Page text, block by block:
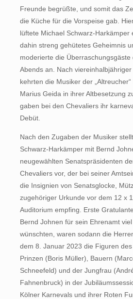
Freunde begrüßte, und somit das
die Küche für die Vorspeise gab.
lüftete Michael Schwarz-Harkämper
dahin streng gehütetes Geheimnis
moderierte die Überraschungsgäste
Abends an. Nach viereinhalbjähriger
kehrten die Musiker der
Marius Geida in ihrer Altbesetzung
gaben bei den Chevaliers ihr
Debüt.
Nach den Zugaben der Musiker
Schwarz-Harkämper mit Bernd
neugewählten Senatspräsidenten
Chevaliers vor, der bei seiner
die Insignien von Senatsglocke,
zugehöriger Urkunde vor dem 12 x
Auditorium empfing. Erste
Bernd Johnen für sein Ehrenamt
wünschten, waren sodann die
dem 8. Januar 2023 die Figuren
Prinzen (Boris Müller), Bauern
Schneefeld) und der Jungfrau
Fahnenbruck) in der
Kölner Karnevals und ihrer Roten